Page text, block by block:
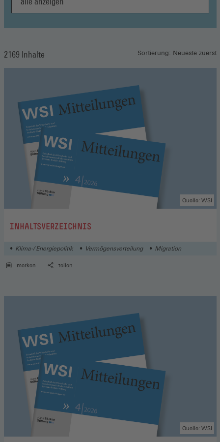
2169 Inhalte Sortierung: Neueste zuerst
:INHALTSVERZEICHNIS
Quelle: WSI
Klima-/ Energiepolitik Vermögensverteilung Migration
merken teilen
Quelle: WSI